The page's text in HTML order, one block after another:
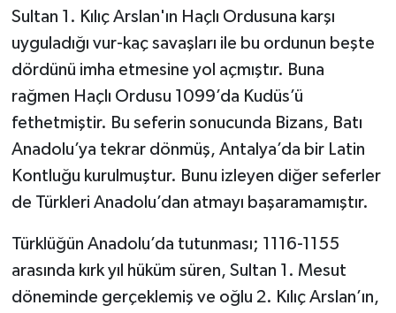
Sultan 1. Kılıç Arslan'ın Haçlı Ordusuna karşı
uyguladığı vur-kaç savaşları ile bu ordunun beşte
dördünü imha etmesine yol açmıştır. Buna
rağmen Haçlı Ordusu 1099’da Kudüs’ü
fethetmiştir. Bu seferin sonucunda Bizans, Batı
Anadolu’ya tekrar dönmüş, Antalya’da bir Latin
Kontluğu kurulmuştur. Bunu izleyen diğer seferler
de Türkleri Anadolu’dan atmayı başaramamıştır.
Türklüğün Anadolu’da tutunması; 1116-1155
arasında kırk yıl hüküm süren, Sultan 1. Mesut
döneminde gerçeklemiş ve oğlu 2. Kılıç Arslan’ın,